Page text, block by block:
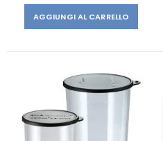
AGGIUNGI AL CARRELLO